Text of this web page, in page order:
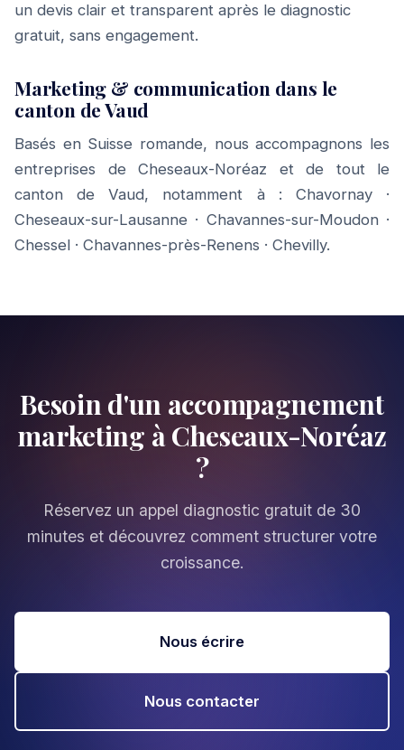
un devis clair et transparent après le diagnostic
gratuit, sans engagement.
Marketing & communication dans le
canton de Vaud
Basés en Suisse romande, nous accompagnons les
entreprises de Cheseaux-Noréaz et de tout le
canton de Vaud, notamment à : Chavornay·
Cheseaux-sur-Lausanne · Chavannes-sur-Moudon·
Chessel · Chavannes-près-Renens · Chevilly.
Besoin d'un accompagnement
marketing à Cheseaux-Noréaz
?
Réservez un appel diagnostic gratuit de 30
minutes et découvrez comment structurer votre
croissance.
Nous écrire
Nous contacter